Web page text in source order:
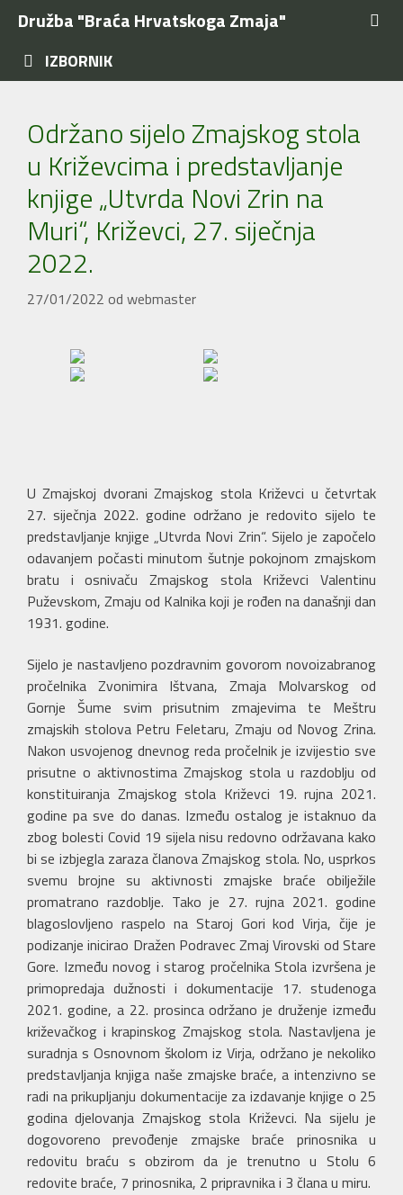
Preskoči
sadržaj
Družba "Braća Hrvatskoga Zmaja"
IZBORNIK
Održano sijelo Zmajskog stola
u Križevcima i predstavljanje
knjige „Utvrda Novi Zrin na
Muri“, Križevci, 27. siječnja
2022.
27/01/2022 od webmaster
U Zmajskoj dvorani Zmajskog stola Križevci u četvrtak
27. siječnja 2022. godine održano je redovito sijelo te
predstavljanje knjige „Utvrda Novi Zrin“. Sijelo je započelo
odavanjem počasti minutom šutnje pokojnom zmajskom
bratu i osnivaču Zmajskog stola Križevci Valentinu
Puževskom, Zmaju od Kalnika koji je rođen na današnji dan
1931. godine.
Sijelo je nastavljeno pozdravnim govorom novoizabranog
pročelnika Zvonimira Ištvana, Zmaja Molvarskog od
Gornje Šume svim prisutnim zmajevima te Meštru
zmajskih stolova Petru Feletaru, Zmaju od Novog Zrina.
Nakon usvojenog dnevnog reda pročelnik je izvijestio sve
prisutne o aktivnostima Zmajskog stola u razdoblju od
konstituiranja Zmajskog stola Križevci 19. rujna 2021.
godine pa sve do danas. Između ostalog je istaknuo da
zbog bolesti Covid 19 sijela nisu redovno održavana kako
bi se izbjegla zaraza članova Zmajskog stola. No, usprkos
svemu brojne su aktivnosti zmajske braće obilježile
promatrano razdoblje. Tako je 27. rujna 2021. godine
blagoslovljeno raspelo na Staroj Gori kod Virja, čije je
podizanje inicirao Dražen Podravec Zmaj Virovski od Stare
Gore. Između novog i starog pročelnika Stola izvršena je
primopredaja dužnosti i dokumentacije 17. studenoga
2021. godine, a 22. prosinca održano je druženje između
križevačkog i krapinskog Zmajskog stola. Nastavljena je
suradnja s Osnovnom školom iz Virja, održano je nekoliko
predstavljanja knjiga naše zmajske braće, a intenzivno se
radi na prikupljanju dokumentacije za izdavanje knjige o 25
godina djelovanja Zmajskog stola Križevci. Na sijelu je
dogovoreno prevođenje zmajske braće prinosnika u
redovitu braću s obzirom da je trenutno u Stolu 6
redovite braće, 7 prinosnika, 2 pripravnika i 3 člana u miru.